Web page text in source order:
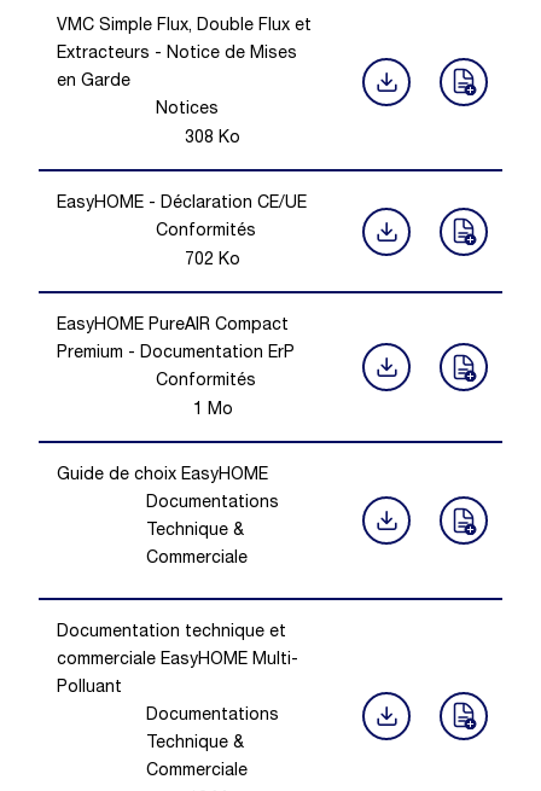
VMC Simple Flux, Double Flux et
Extracteurs - Notice de Mises
en Garde
Notices
308 Ko
EasyHOME - Déclaration CE/UE
Conformités
702 Ko
EasyHOME PureAIR Compact
Premium - Documentation ErP
Conformités
1 Mo
Guide de choix EasyHOME
Documentations
Technique &
Commerciale
Documentation technique et
commerciale EasyHOME Multi-
Polluant
Documentations
Technique &
Commerciale